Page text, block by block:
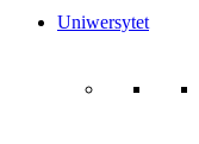
Uniwersytet